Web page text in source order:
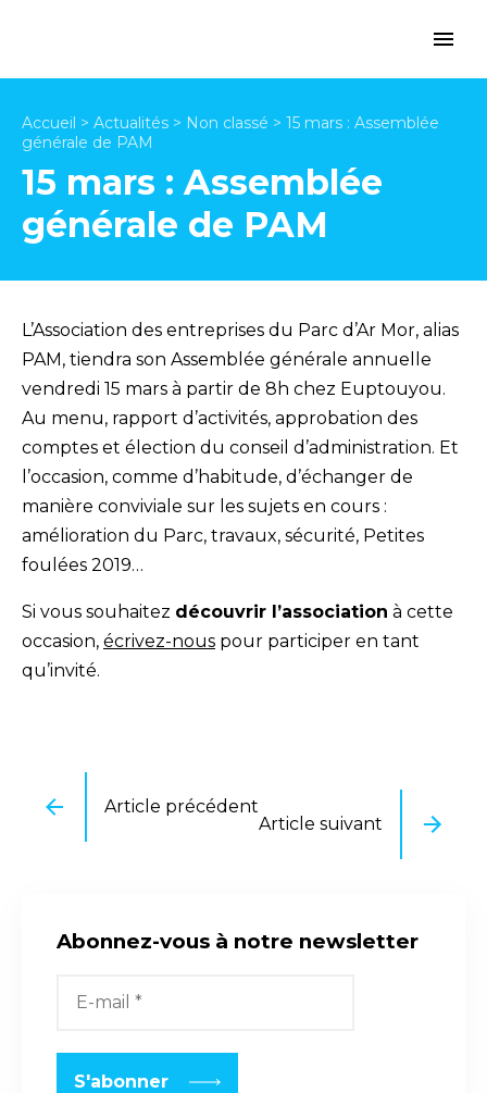
Accueil > Actualités > Non classé > 15 mars : Assemblée
générale de PAM
15 mars : Assemblée
générale de PAM
L’Association des entreprises du Parc d’Ar Mor, alias
PAM, tiendra son Assemblée générale annuelle
vendredi 15 mars à partir de 8h chez Euptouyou.
Au menu, rapport d’activités, approbation des
comptes et élection du conseil d’administration. Et
l’occasion, comme d’habitude, d’échanger de
manière conviviale sur les sujets en cours :
amélioration du Parc, travaux, sécurité, Petites
foulées 2019…
Si vous souhaitez découvrir l’association à cette
occasion, écrivez-nous pour participer en tant
qu’invité.
Article précédent
Article suivant
Abonnez-vous à notre newsletter